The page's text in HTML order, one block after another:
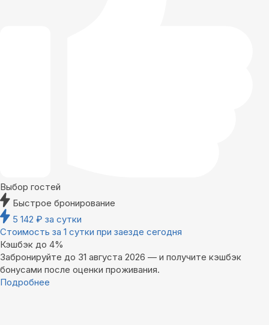
Выбор гостей
Быстрое бронирование
5 142 ₽ за сутки
Стоимость за 1 сутки при заезде сегодня
Кэшбэк до 4%
Забронируйте до 31 августа 2026 — и получите кэшбэк
бонусами после оценки проживания.
Подробнее